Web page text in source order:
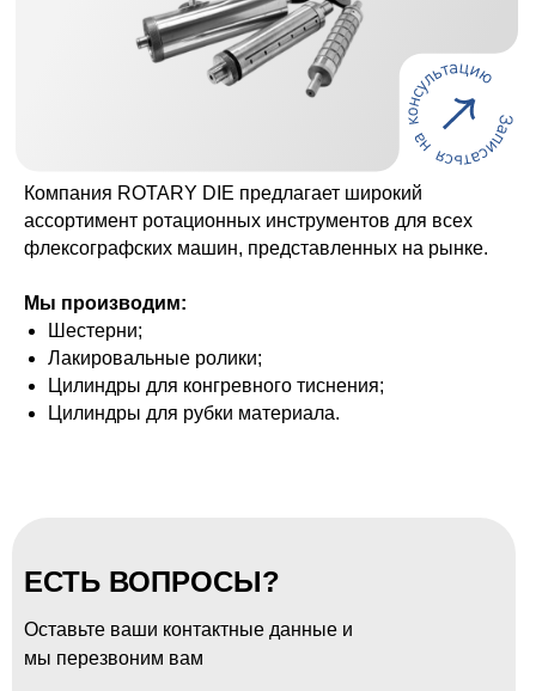
Компания ROTARY DIE предлагает широкий
ассортимент ротационных инструментов для всех
флексографских машин, представленных на рынке.
Мы производим:
Шестерни;
Лакировальные ролики;
Цилиндры для конгревного тиснения;
Цилиндры для рубки материала.
ЕСТЬ ВОПРОСЫ?
Оставьте ваши контактные данные и
мы перезвоним вам